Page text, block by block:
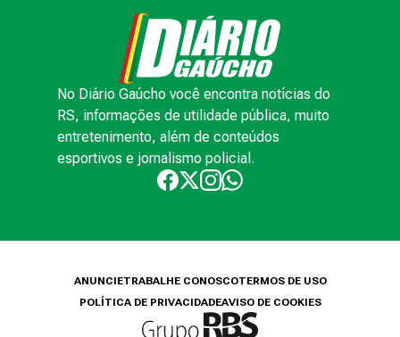
No Diário Gaúcho você encontra notícias do
RS, informações de utilidade pública, muito
entretenimento, além de conteúdos
esportivos e jornalismo policial.
ANUNCIETRABALHE CONOSCOTERMOS DE USO
POLÍTICA DE PRIVACIDADEAVISO DE COOKIES